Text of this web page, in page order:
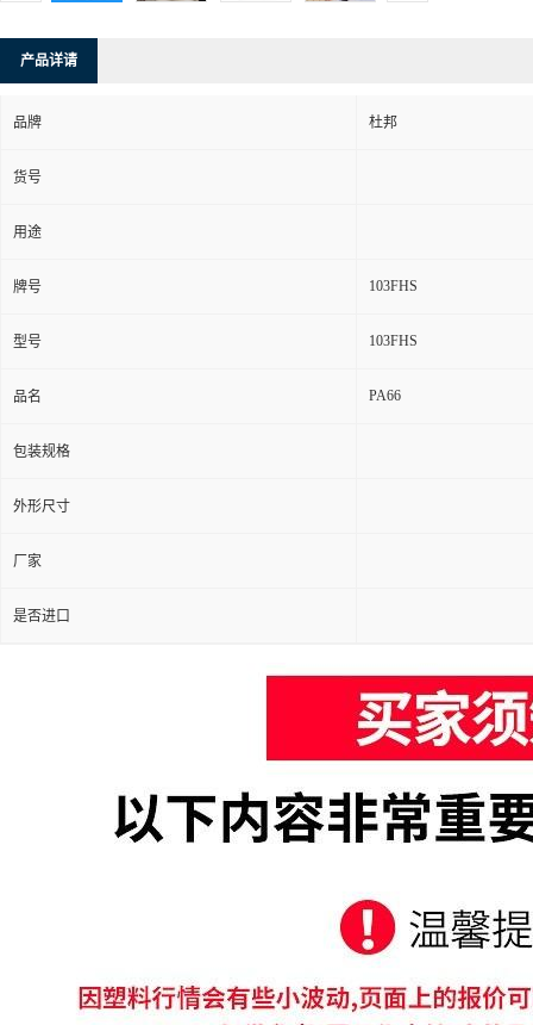
产品详请
品牌 杜邦
货号
用途
牌号 103FHS
型号 103FHS
品名 PA66
包装规格
外形尺寸
厂家
是否进口